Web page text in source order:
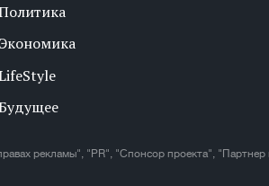
Экономика
рекламы", "PR", "Спонсор проекта",